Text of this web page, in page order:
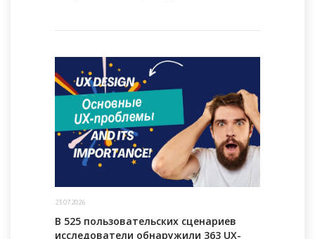
23.07.2026
В 525 пользовательских сценариев
исследователи обнаружили 363 UX-